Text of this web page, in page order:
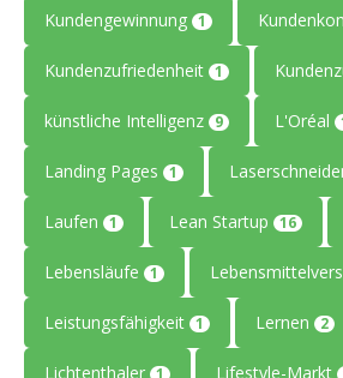
Kundengewinnung 1
Kundenzufriedenheit 1
künstliche Intelligenz 9 L'Oréal
Landing Pages 1
Laufen 1 Lean Startup 16
Lebensläufe 1
Leistungsfähigkeit 1 Lernen 2
Lichtenthaler 1 Lifestyle-Markt